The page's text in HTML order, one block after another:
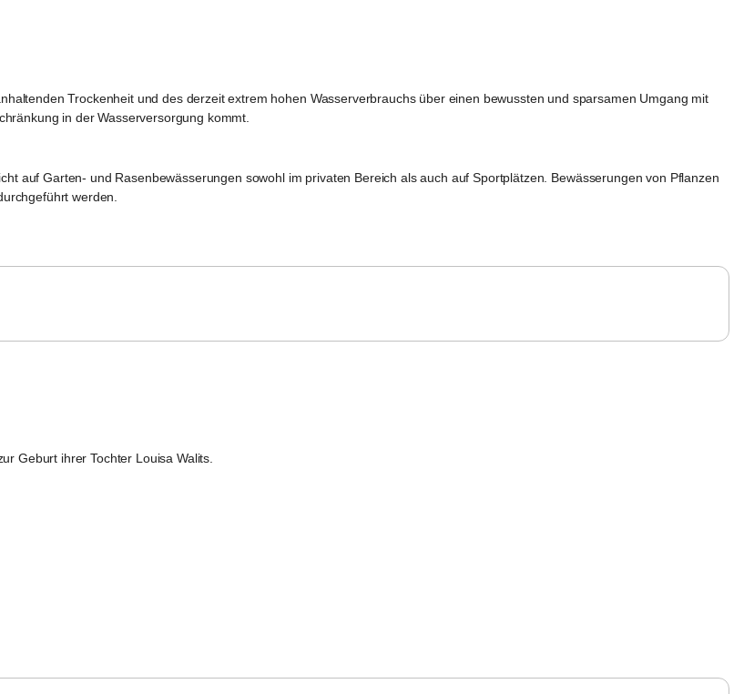
Trockenheit und des derzeit extrem hohen Wasserverbrauchs über einen bewussten und sparsamen Umgang mit
in der Wasserversorgung kommt.
auf Garten- und Rasenbewässerungen sowohl im privaten Bereich als auch auf Sportplätzen. Bewässerungen von Pflanzen
werden.
Geburt ihrer Tochter Louisa Walits